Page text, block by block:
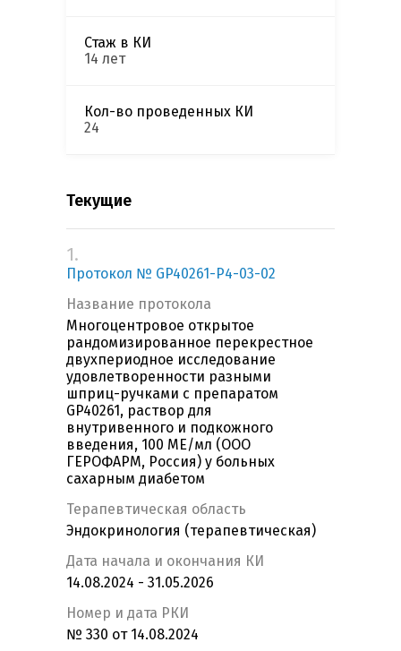
Стаж в КИ
14 лет
Кол-во проведенных КИ
24
Текущие
1.
Протокол № GP40261-Р4-03-02
Название протокола
Многоцентровое открытое
рандомизированное перекрестное
двухпериодное исследование
удовлетворенности разными
шприц-ручками с препаратом
GP40261, раствор для
внутривенного и подкожного
введения, 100 МЕ/мл (ООО
ГЕРОФАРМ, Россия) у больных
сахарным диабетом
Терапевтическая область
Эндокринология (терапевтическая)
Дата начала и окончания КИ
14.08.2024 - 31.05.2026
Номер и дата РКИ
№ 330 от 14.08.2024